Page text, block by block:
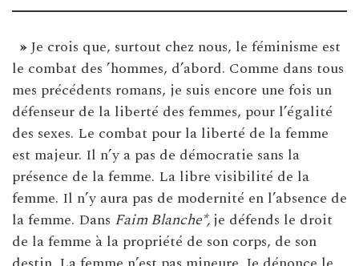
» Je crois que, surtout chez nous, le féminisme est
le combat des ’hommes, d’abord. Comme dans tous
mes précédents romans, je suis encore une fois un
défenseur de la liberté des femmes, pour l’égalité
des sexes. Le combat pour la liberté de la femme
est majeur. Il n’y a pas de démocratie sans la
présence de la femme. La libre visibilité de la
femme. Il n’y aura pas de modernité en l’absence de
la femme. Dans Faim Blanche*,je défends le droit
de la femme à la propriété de son corps, de son